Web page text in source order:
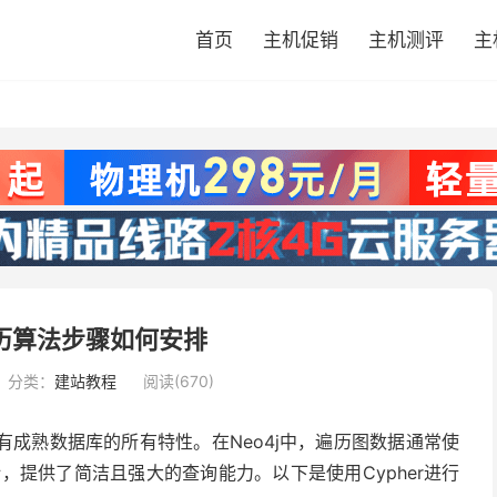
首页 主机促销 主机测评
法步骤如何安排
分类： 建站教程 阅读(670)
熟数据库的所有特性。在Neo4j中，遍历图数据通常使
提供了简洁且强大的查询能力。以下是使用Cypher进行